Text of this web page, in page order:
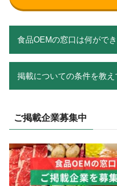
食品OEMの窓口は何がで
掲載についての条件を教え
ご掲載企業募集中